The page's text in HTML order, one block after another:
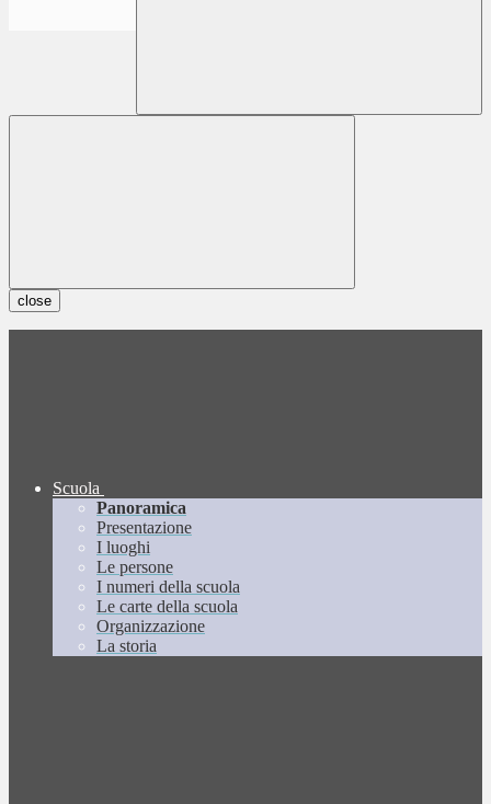
close
Scuola
Panoramica
Presentazione
I luoghi
Le persone
I numeri della scuola
Le carte della scuola
Organizzazione
La storia